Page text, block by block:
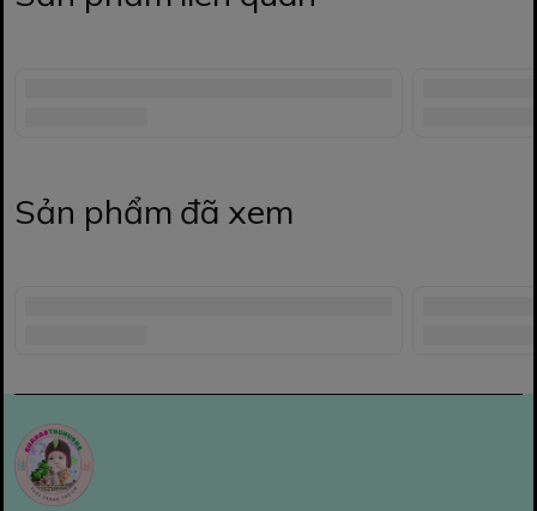
Sản phẩm đã xem